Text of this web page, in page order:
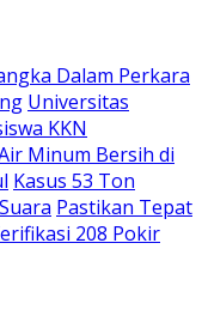
Dalam Perkara
Universitas
KKN
Minum Bersih di
Kasus 53 Ton
Pastikan Tepat
208 Pokir